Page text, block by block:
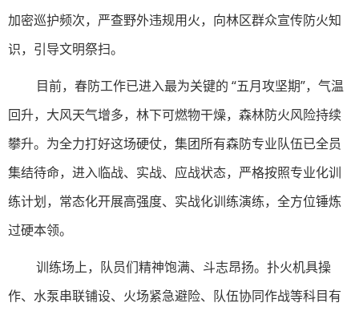
加密巡护频次，严查野外违规用火，向林区群众宣传防火知
识，引导文明祭扫。
目前，春防工作已进入最为关键的 “五月攻坚期”，气温
回升，大风天气增多，林下可燃物干燥，森林防火风险持续
攀升。为全力打好这场硬仗，集团所有森防专业队伍已全员
集结待命，进入临战、实战、应战状态，严格按照专业化训
练计划，常态化开展高强度、实战化训练演练，全方位锤炼
过硬本领。
训练场上，队员们精神饱满、斗志昂扬。扑火机具操
作、水泵串联铺设、火场紧急避险、队伍协同作战等科目有